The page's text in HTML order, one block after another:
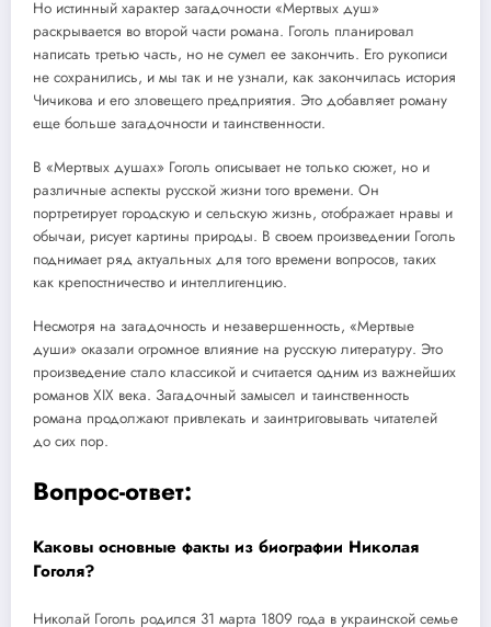
Но истинный характер загадочности «Мертвых душ»
раскрывается во второй части романа. Гоголь планировал
написать третью часть, но не сумел ее закончить. Его рукописи
не сохранились, и мы так и не узнали, как закончилась история
Чичикова и его зловещего предприятия. Это добавляет роману
еще больше загадочности и таинственности.
В «Мертвых душах» Гоголь описывает не только сюжет, но и
различные аспекты русской жизни того времени. Он
портретирует городскую и сельскую жизнь, отображает нравы и
обычаи, рисует картины природы. В своем произведении Гоголь
поднимает ряд актуальных для того времени вопросов, таких
как крепостничество и интеллигенцию.
Несмотря на загадочность и незавершенность, «Мертвые
души» оказали огромное влияние на русскую литературу. Это
произведение стало классикой и считается одним из важнейших
романов XIX века. Загадочный замысел и таинственность
романа продолжают привлекать и заинтриговывать читателей
до сих пор.
Вопрос-ответ:
Каковы основные факты из биографии Николая
Гоголя?
Николай Гоголь родился 31 марта 1809 года в украинской семье